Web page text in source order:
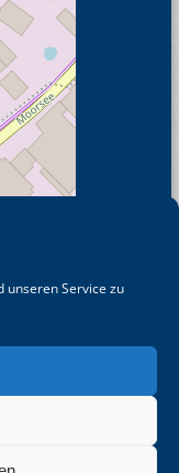
unseren Service zu